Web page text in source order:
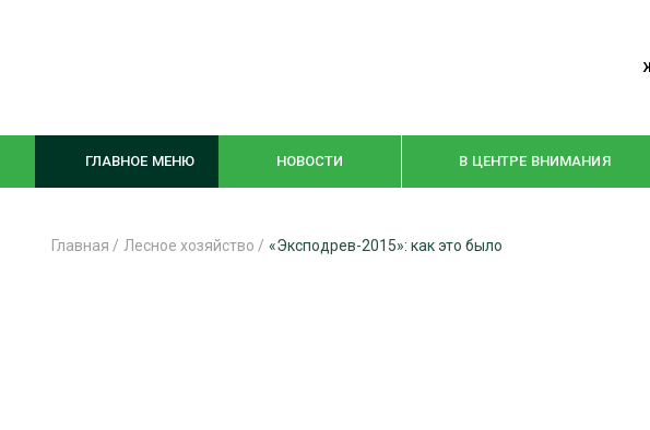
ГЛАВНОЕ МЕНЮ НОВОСТИ В ЦЕНТРЕ ВНИМАНИЯ
Главная / Лесное хозяйство / «Эксподрев-2015»: как это было